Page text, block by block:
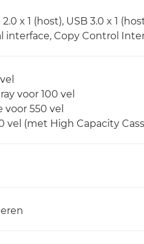
x 1 (host), USB 3.0 x 1
interface, Copy Control
voor 100 vel
voor 550 vel
vel (met High Capacity